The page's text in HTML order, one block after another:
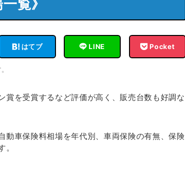
覧》
はてブ LINE Pocket
賞を受賞するなど評価が高く、販売台数も好調な
動車保険料相場を年代別、車両保険の有無、保険
。